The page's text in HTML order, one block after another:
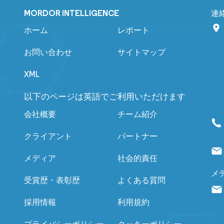
MORDOR INTELLIGENCE
ホーム レポート
お問い合わせ サイトマップ
XML
以下のページは英語でご利用いただけます
会社概要 チーム紹介
クライアント パートナー
メディア 社会的責任
受賞歴・表彰歴 よくある質問
採用情報 利用規約
連
メ